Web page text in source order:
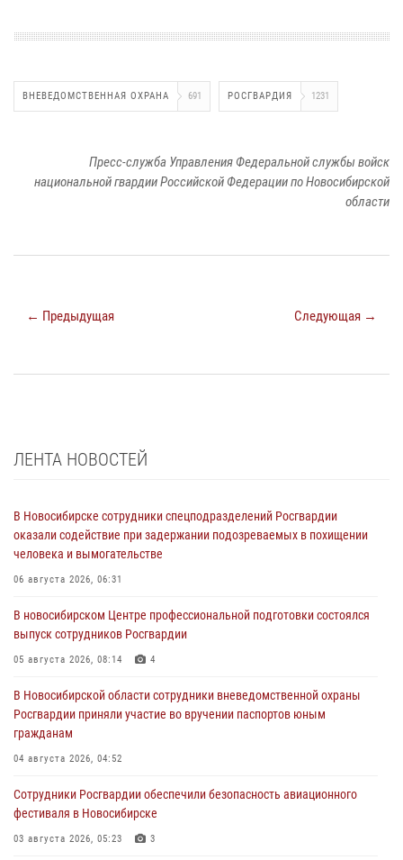
ВНЕВЕДОМСТВЕННАЯ ОХРАНА 691 РОСГВАРДИЯ 1231
Пресс-служба Управления Федеральной службы войск
национальной гвардии Российской Федерации по Новосибирской
области
← Предыдущая Следующая →
ЛЕНТА НОВОСТЕЙ
В Новосибирске сотрудники спецподразделений Росгвардии
оказали содействие при задержании подозреваемых в похищении
человека и вымогательстве
06 августа 2026, 06:31
В новосибирском Центре профессиональной подготовки состоялся
выпуск сотрудников Росгвардии
05 августа 2026, 08:14 4
В Новосибирской области сотрудники вневедомственной охраны
Росгвардии приняли участие во вручении паспортов юным
гражданам
04 августа 2026, 04:52
Сотрудники Росгвардии обеспечили безопасность авиационного
фестиваля в Новосибирске
03 августа 2026, 05:23 3